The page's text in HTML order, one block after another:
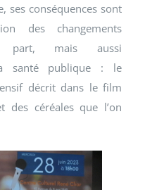
ses conséquences sont
des changements
part, mais aussi
santé publique : le
décrit dans le film
des céréales que l’on